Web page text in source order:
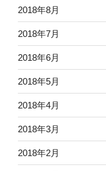
2018年8月
2018年7月
2018年6月
2018年5月
2018年4月
2018年3月
2018年2月